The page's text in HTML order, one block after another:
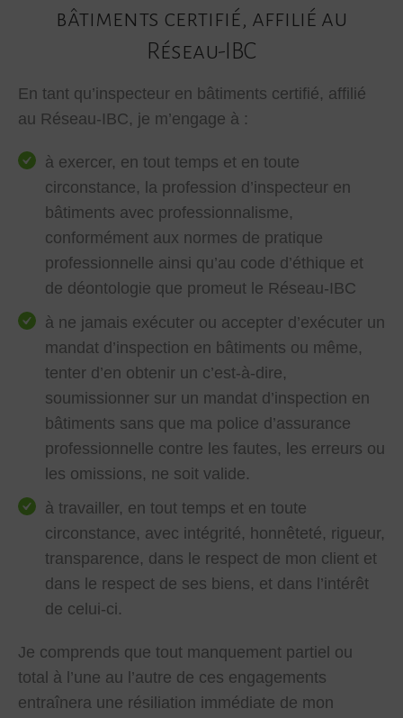
bâtiments certifié, affilié au
Réseau-IBC
En tant qu’inspecteur en bâtiments certifié, affilié
au Réseau-IBC, je m’engage à :
à exercer, en tout temps et en toute
circonstance, la profession d’inspecteur en
bâtiments avec professionnalisme,
conformément aux normes de pratique
professionnelle ainsi qu’au code d’éthique et
de déontologie que promeut le Réseau-IBC
à ne jamais exécuter ou accepter d’exécuter un
mandat d’inspection en bâtiments ou même,
tenter d’en obtenir un c’est-à-dire,
soumissionner sur un mandat d’inspection en
bâtiments sans que ma police d’assurance
professionnelle contre les fautes, les erreurs ou
les omissions, ne soit valide.
à travailler, en tout temps et en toute
circonstance, avec intégrité, honnêteté, rigueur,
transparence, dans le respect de mon client et
dans le respect de ses biens, et dans l’intérêt
de celui-ci.
Je comprends que tout manquement partiel ou
total à l’une au l’autre de ces engagements
entraînera une résiliation immédiate de mon